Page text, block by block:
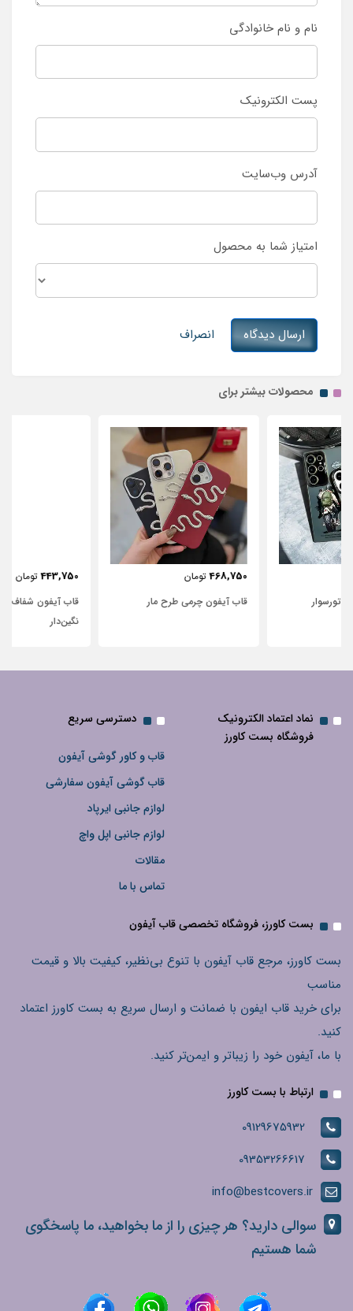
نام و نام خانوادگی
پست الکترونیک
آدرس وب‌سایت
امتیاز شما به محصول
ارسال دیدگاه انصراف
محصولات بیشتر برای
قاب آیفون چرمی طرح مار
قاب آیفون شفاف با پاپیون سفید و
نماد اعتماد الکترونیک
فروشگاه بست کاورز
دسترسی سریع
قاب و کاور گوشی آیفون
قاب گوشی آیفون سفارشی
لوازم جانبی ایرپاد
لوازم جانبی اپل واچ
مقالات
تماس با ما
بست کاورز، فروشگاه تخصصی قاب آیفون
بست کاورز، مرجع قاب آیفون با تنوع بی‌نظیر، کیفیت بالا و قیمت
مناسب
برای خرید قاب ایفون با ضمانت و ارسال سریع به بست کاورز اعتماد
کنید.
با ما، آیفون خود را زیباتر و ایمن‌تر کنید.
ارتباط با بست کاورز
09129675932
09353266617
info@bestcovers.ir
سوالی دارید؟ هر چیزی را از ما بخواهید، ما پاسخگوی
شما هستیم